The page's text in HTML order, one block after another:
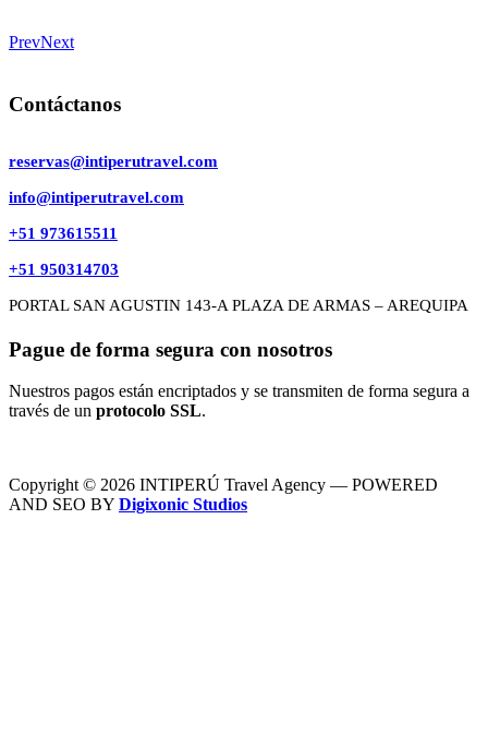
PrevNext
Contáctanos
reservas@intiperutravel.com
info@intiperutravel.com
+51 973615511
+51 950314703
PORTAL SAN AGUSTIN 143-A PLAZA DE ARMAS – AREQUIPA
Pague de forma segura con nosotros
Nuestros pagos están encriptados y se transmiten de forma segura a
través de un protocolo SSL.
Copyright © 2026 INTIPERÚ Travel Agency — POWERED
AND SEO BY Digixonic Studios